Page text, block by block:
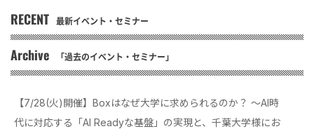
RECENT 最新イベント・セミナー
Archive 「過去のイベント・セミナー」
【7/28(火)開催】Boxはなぜ大学に求められるのか？ 〜AI時
代に対応する「AI Readyな基盤」の実現と、千葉大学様にお